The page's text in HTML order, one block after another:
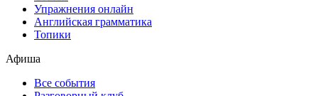
Упражнения онлайн
Английская грамматика
Топики
Афиша
Все события